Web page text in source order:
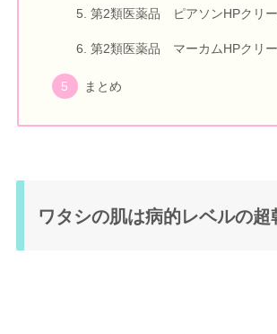
第2類医薬品 ピアソンHPクリ
第2類医薬品 マーカムHPクリ
まとめ
ワタシの肌は病的レベルの超